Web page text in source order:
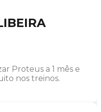
Proteus a 1 mês e
nos treinos.